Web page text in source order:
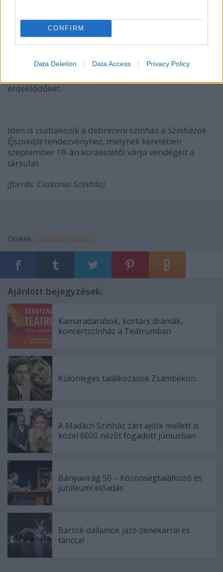
CONFIRM
Data Deletion Data Access Privacy Policy
Menekülőket. A reformáció 500. évfordulója
alkalmából műsorra tűzött ősbemutató próbái már
szeptemberben megkezdődnek. Szeptember 21-én
Menekülőkfelolvasószínházi részletével és
érdeklődőket.
Idén is csatlakozik a debreceni színház a Színházak
Éjszakája rendezvényhez, melynek keretében
szeptember 16-án koraestétől várja vendégeit a
társulat.
(forrás: Csokonai Színház)
Címkék: Csokonai Színház
Ajánlott bejegyzések:
Kamaradarabok, kortárs drámák,
koncertszínház a Teátrumban
Különleges találkozások Zsámbékon
A Madách Színház zárt ajtók mellett is
közel 6000 nézőt fogadott júniusban
Bányavirág 50 – Közönségtalálkozó és
jubileumi előadás
Bartók dallamok jazz-zenekarral és
tánccal